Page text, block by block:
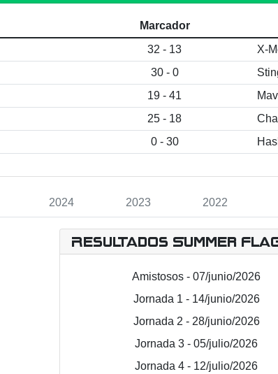
Marcador
32 - 13
X-
30 - 0
19 - 41
25 - 18
0 - 30
2024 2023 2022
Resultados Summer
Amistosos - 07/junio/2026
Jornada 1 - 14/junio/2026
Jornada 2 - 28/junio/2026
Jornada 3 - 05/julio/2026
Jornada 4 - 12/julio/2026